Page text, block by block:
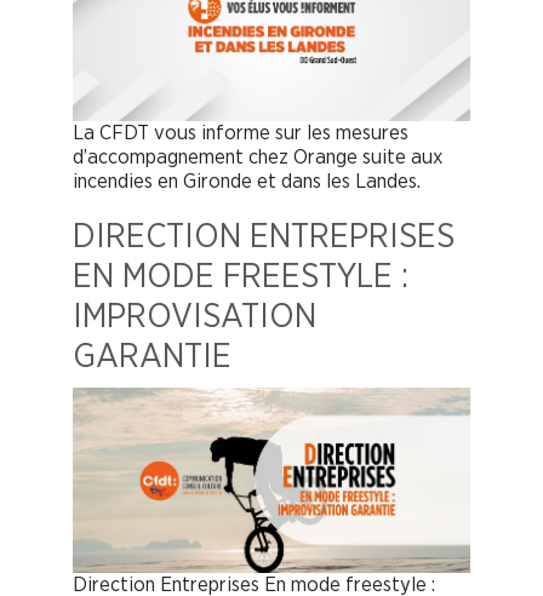
La CFDT vous informe sur les mesures
d’accompagnement chez Orange suite aux
incendies en Gironde et dans les Landes.
DIRECTION ENTREPRISES
EN MODE FREESTYLE :
IMPROVISATION
GARANTIE
Direction Entreprises En mode freestyle :